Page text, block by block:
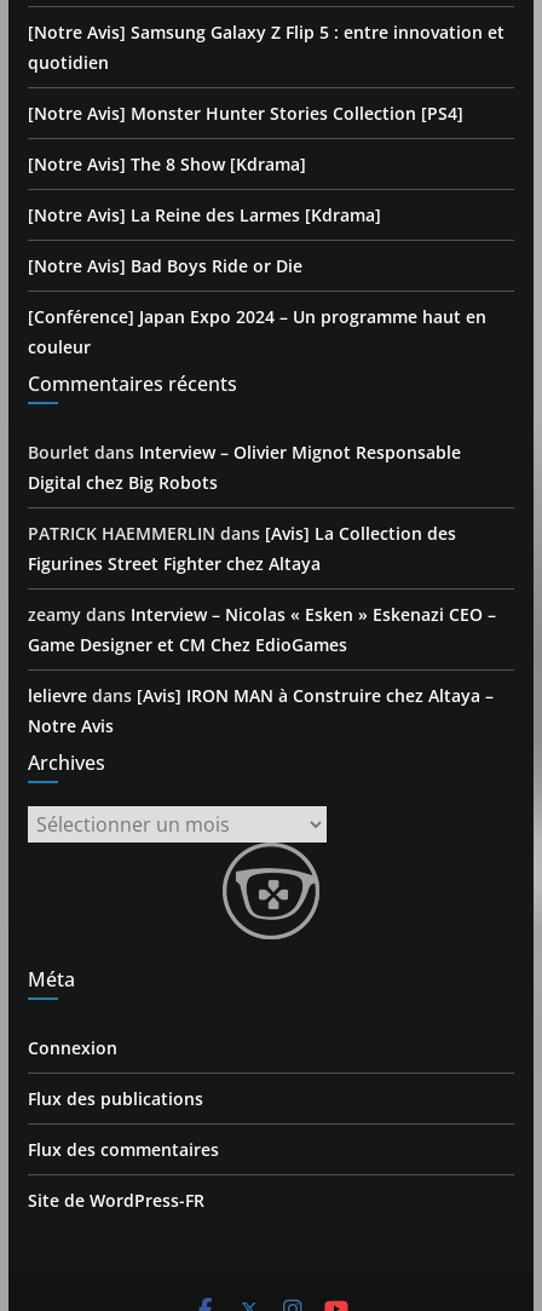
[Notre Avis] Samsung Galaxy Z Flip 5 : entre innovation et
quotidien
[Notre Avis] Monster Hunter Stories Collection [PS4]
[Notre Avis] The 8 Show [Kdrama]
[Notre Avis] La Reine des Larmes [Kdrama]
[Notre Avis] Bad Boys Ride or Die
[Conférence] Japan Expo 2024 – Un programme haut en
couleur
Commentaires récents
Bourlet dans Interview – Olivier Mignot Responsable
Digital chez Big Robots
PATRICK HAEMMERLIN dans [Avis] La Collection des
Figurines Street Fighter chez Altaya
zeamydans Interview – Nicolas « Esken » Eskenazi CEO –
Game Designer et CM Chez EdioGames
lelievredans [Avis] IRON MAN à Construire chez Altaya –
Notre Avis
Archives
Archives
Méta
Connexion
Flux des publications
Flux des commentaires
Site de WordPress-FR